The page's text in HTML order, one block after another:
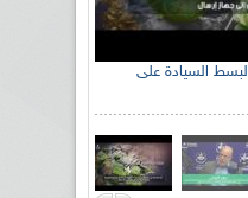
الإذاعة الجزائرية تحي الذكرى 59 لبسط السيادة على